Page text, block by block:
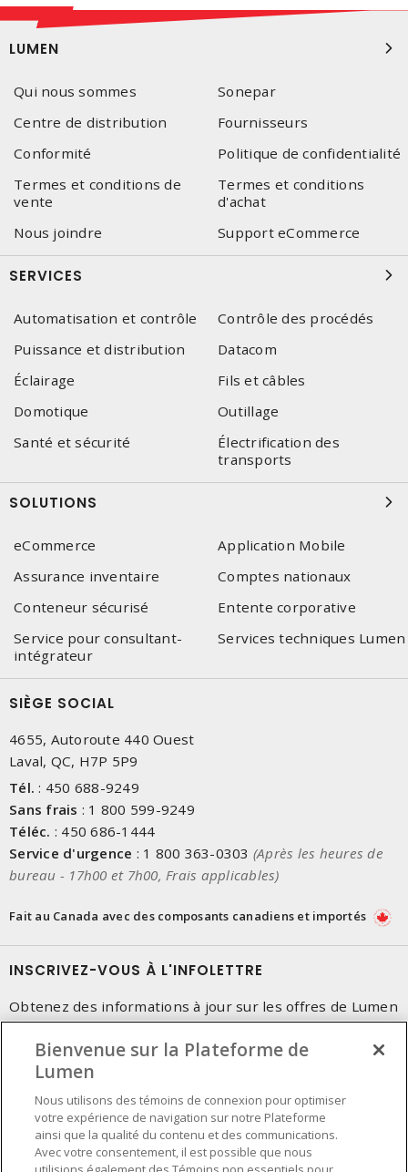
LUMEN
Qui nous sommes
Sonepar
Centre de distribution
Fournisseurs
Conformité
Politique de confidentialité
Termes et conditions de
vente
Termes et conditions
d'achat
Nous joindre
Support eCommerce
SERVICES
Automatisation et contrôle
Contrôle des procédés
Puissance et distribution
Datacom
Éclairage
Fils et câbles
Domotique
Outillage
Santé et sécurité
Électrification des
transports
SOLUTIONS
eCommerce
Application Mobile
Assurance inventaire
Comptes nationaux
Conteneur sécurisé
Entente corporative
Service pour consultant-
intégrateur
Services techniques Lumen
SIÈGE SOCIAL
4655, Autoroute 440 Ouest
Laval, QC, H7P 5P9
Tél. : 450 688-9249
Sans frais : 1 800 599-9249
Téléc. : 450 686-1444
Service d'urgence : 1 800 363-0303 (Après les heures de
bureau - 17h00 et 7h00, Frais applicables)
Fait au Canada avec des composants canadiens et importés
INSCRIVEZ-VOUS À L'INFOLETTRE
Obtenez des informations à jour sur les offres de Lumen
Bienvenue sur la Plateforme de
Lumen
Nous utilisons des témoins de connexion pour optimiser
votre expérience de navigation sur notre Plateforme
ainsi que la qualité du contenu et des communications.
Avec votre consentement, il est possible que nous